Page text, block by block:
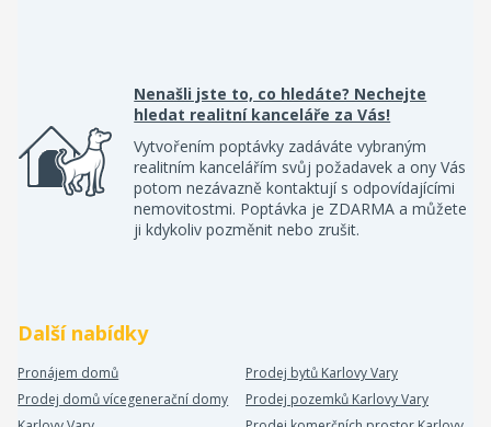
Nenašli jste to, co hledáte? Nechejte
hledat realitní kanceláře za Vás!
Vytvořením poptávky zadáváte vybraným
realitním kancelářím svůj požadavek a ony Vás
potom nezávazně kontaktují s odpovídajícími
nemovitostmi. Poptávka je ZDARMA a můžete
ji kdykoliv pozměnit nebo zrušit.
Další nabídky
Pronájem domů
Prodej bytů Karlovy Vary
Prodej domů vícegenerační domy
Prodej pozemků Karlovy Vary